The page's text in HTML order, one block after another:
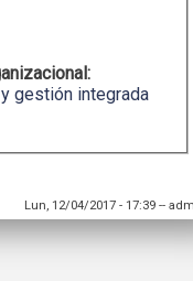
gestión integrada
Lun, 12/04/2017 - 17:39 --